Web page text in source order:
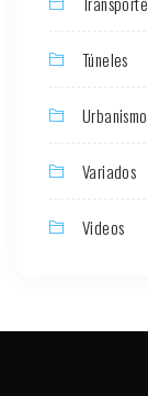
Túneles
Urbanismo
Variados
Videos